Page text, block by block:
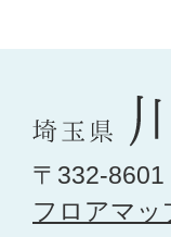
〒332-
フロアマッ